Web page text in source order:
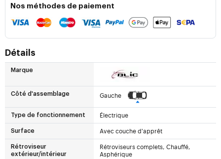
Nos méthodes de paiement
Détails
Marque
Côté d'assemblage Gauche
Type de fonctionnement Électrique
Surface Avec couche d'apprêt
Rétroviseur
extérieur/intérieur
Rétroviseurs complets, Chauffé,
Asphérique